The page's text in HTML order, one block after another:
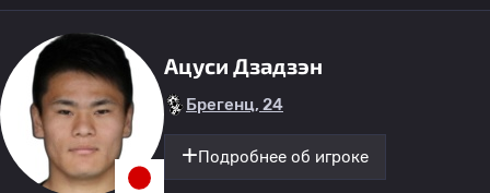
Ацуси Дзадзэн
Брегенц, 24
Подробнее об игроке